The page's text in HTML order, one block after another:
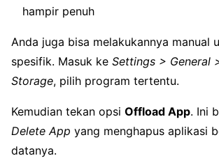
hampir penuh
Anda juga bisa melakukannya manual
spesifik. Masuk ke Settings > General
Storage, pilih program tertentu.
Kemudian tekan opsi Offload App. Ini
Delete App yang menghapus aplikasi
datanya.